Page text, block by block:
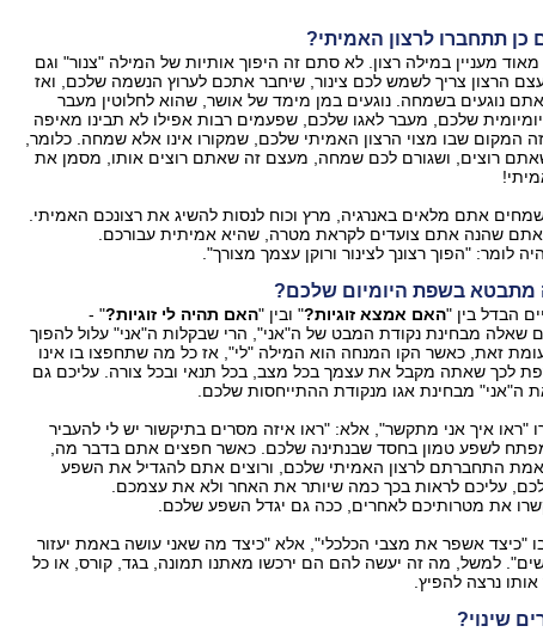
כן תתחברו לרצון האמיתי?
מעניין במילה רצון. לא סתם זה היפוך אותיות של המילה "צנור" וגם
הרצון צריך לשמש לכם צינור, שיחבר אתכם לערוץ הנשמה שלכם, ואז
נוגעים בשמחה. נוגעים במן מימד של אושר, שהוא לחלוטין מעבר
שלכם, מעבר לאגו שלכם, שפעמים רבות אפילו לא תבינו מאיפה
המקום שבו מצוי הרצון האמיתי שלכם, שמקורו אינו אלא שמחה. כלומר,
רוצים, ושגורם לכם שמחה, מעצם זה שאתם רוצים אותו, מסמן את
אתם מלאים באנרגיה, מרץ וכוח לנסות להשיג את רצונכם האמיתי.
אתם שהנה אתם צועדים לקראת מטרה, שהיא אמיתית עבורכם.
לומר: "הפוך רצונך לצינור ורוקן עצמך מצורך".
מתבטא בשפת היומיום שלכם?
הבדל בין "האם אמצא זוגיות?" ובין "האם תהיה לי זוגיות?" -
שאלה מבחינת נקודת המבט של ה"אני", הרי שבקלות ה"אני" עלול להפוך
זאת, כאשר הקו המנחה הוא המילה "לי", אז כל מה שתחפצו בו אינו
לכך שאתה מקבל את עצמך בכל מצב, בכל תנאי ובכל צורה. עליכם גם
ה"אני" מבחינת אגו מנקודת ההתייחסות שלכם.
"ראו איך אני מתקשר", אלא: "ראו איזה מסרים בתיקשור יש לי להעביר
לשפע טמון בחסד שבנתינה שלכם. כאשר חפצים אתם בדבר מה,
התחברתם לרצון האמיתי שלכם, ורוצים אתם להגדיל את השפע
עליכם לראות בכך כמה שיותר את האחר ולא את עצמכם.
את מטרותיכם לאחרים, ככה גם יגדל השפע שלכם.
"כיצד אשפר את מצבי הכלכלי", אלא "כיצד מה שאני עושה באמת יעזור
למשל, מה זה יעשה להם הם ירכשו מאתנו תמונה, בגד, קורס, או כל
נרצה להפיץ.
שינוי?